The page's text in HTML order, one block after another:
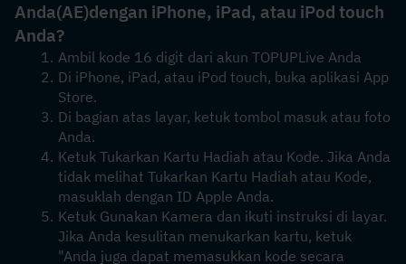
Anda(AE)dengan iPhone, iPad, atau iPod touch
Anda?
Ambil kode 16 digit dari akun TOPUPLive Anda
Di iPhone, iPad, atau iPod touch, buka aplikasi App
Store.
Di bagian atas layar, ketuk tombol masuk atau foto
Anda.
Ketuk Tukarkan Kartu Hadiah atau Kode. Jika Anda
tidak melihat Tukarkan Kartu Hadiah atau Kode,
masuklah dengan ID Apple Anda.
Ketuk Gunakan Kamera dan ikuti instruksi di layar.
Jika Anda kesulitan menukarkan kartu, ketuk
"Anda juga dapat memasukkan kode secara